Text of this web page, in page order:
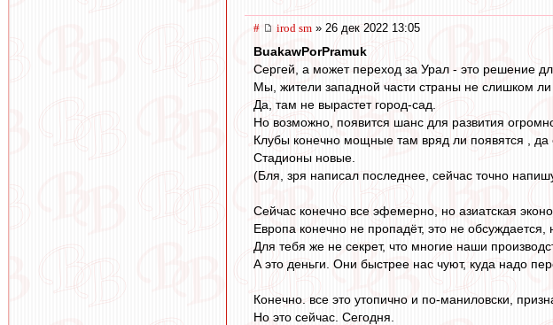
# irod sm » 26 дек 2022 13:05
BuakawPorPramuk
Сергей, а может переход за Урал - это решение
Мы, жители западной части страны не слишком ли
Да, там не вырастет город-сад.
Но возможно, появится шанс для развития
Клубы конечно мощные там вряд ли появятся , да
Стадионы новые.
(Бля, зря написал последнее, сейчас точно
Сейчас конечно все эфемерно, но азиатская
Европа конечно не пропадёт, это не
Для тебя же не секрет, что многие наши
А это деньги. Они быстрее нас чуют, куда надо
Конечно. все это утопично и по-маниловски,
Но это сейчас. Сегодня.